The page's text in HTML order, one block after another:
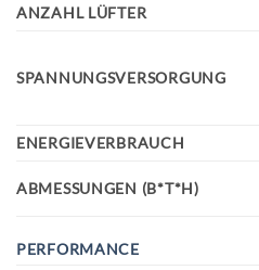
ANZAHL LÜFTER
SPANNUNGSVERSORGUNG
ENERGIEVERBRAUCH
ABMESSUNGEN (B*T*H)
PERFORMANCE